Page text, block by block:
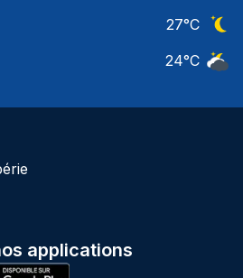
27°C
24°C
applications